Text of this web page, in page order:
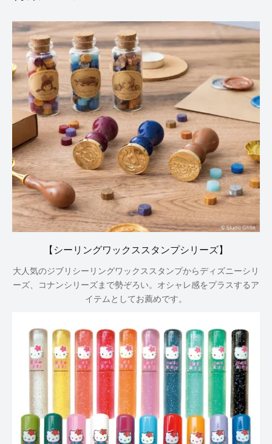
【シーリングワックススタンプシリーズ】
大人気のジブリシーリングワックススタンプからディズニーシリ
ーズ、コナンシリーズまで勢ぞろい。オシャレ感をプラスするア
イテムとしてお薦めです。